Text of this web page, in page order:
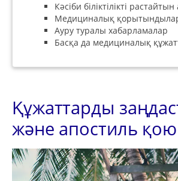
Кәсіби біліктілікті
Медициналық
Ауру туралы хабарламалар
Басқа да медициналық
Құжаттарды
және апостиль қою